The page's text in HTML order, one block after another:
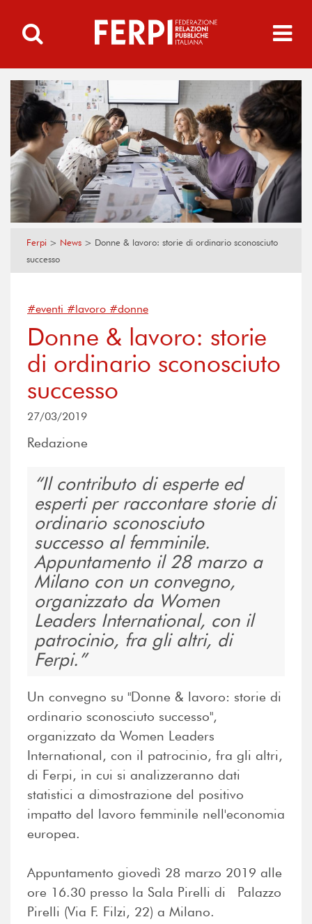
Ferpi > News > Donne & lavoro: storie di ordinario sconosciuto
successo
#eventi #lavoro #donne
Donne & lavoro: storie
di ordinario sconosciuto
successo
27/03/2019
Redazione
Il contributo di esperte ed
esperti per raccontare storie di
ordinario sconosciuto
successo al femminile.
Appuntamento il 28 marzo a
Milano con un convegno,
organizzato da Women
Leaders International, con il
patrocinio, fra gli altri, di
Ferpi.
Un convegno su "Donne & lavoro: storie di
ordinario sconosciuto successo",
organizzato da Women Leaders
International, con il patrocinio, fra gli altri,
di Ferpi, in cui si analizzeranno dati
statistici a dimostrazione del positivo
impatto del lavoro femminile nell'economia
europea.
Appuntamento giovedì 28 marzo 2019 alle
ore 16.30 presso la Sala Pirelli di Palazzo
Pirelli (Via F. Filzi, 22) a Milano.